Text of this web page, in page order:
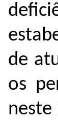
de
os